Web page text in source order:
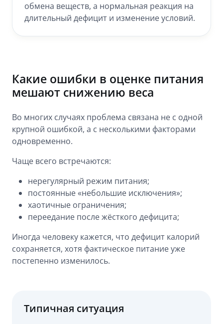
обмена веществ, а нормальная реакция на
длительный дефицит и изменение условий.
Какие ошибки в оценке питания
мешают снижению веса
Во многих случаях проблема связана не с одной
крупной ошибкой, а с несколькими факторами
одновременно.
Чаще всего встречаются:
нерегулярный режим питания;
постоянные «небольшие исключения»;
хаотичные ограничения;
переедание после жёсткого дефицита;
Иногда человеку кажется, что дефицит калорий
сохраняется, хотя фактическое питание уже
постепенно изменилось.
Типичная ситуация